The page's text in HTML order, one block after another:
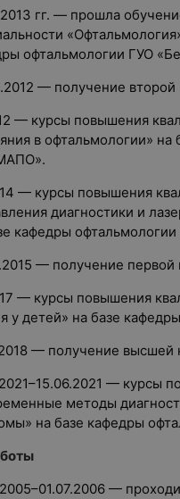
гг. — прошла
офтальмологии ГУО
— получение второй
— курсы повышения
в офтальмологии»
— курсы повышения
диагностики и
кафедры
— получение первой
— курсы повышения
у детей» на базе
— получение высшей
— курсы
методы
на базе кафедры
—